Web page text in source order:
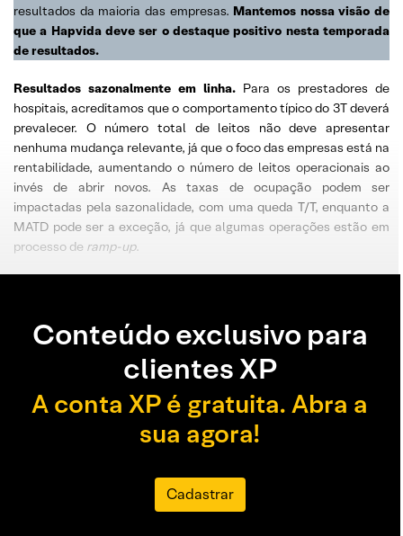
resultados da maioria das empresas. Mantemos nossa visão de
que a Hapvida deve ser o destaque positivo nesta temporada
de resultados.
Resultados sazonalmente em linha. Para os prestadores de
hospitais, acreditamos que o comportamento típico do 3T deverá
prevalecer. O número total de leitos não deve apresentar
nenhuma mudança relevante, já que o foco das empresas está na
rentabilidade, aumentando o número de leitos operacionais ao
invés de abrir novos. As taxas de ocupação podem ser
impactadas pela sazonalidade, com uma queda T/T, enquanto a
MATD pode ser a exceção, já que algumas operações estão em
processo de ramp-up.
Conteúdo exclusivo para
clientes XP
A conta XP é gratuita. Abra a
sua agora!
Cadastrar